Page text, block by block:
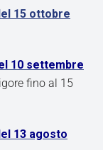
15 ottobre
10 settembre
fino al 15
13 agosto